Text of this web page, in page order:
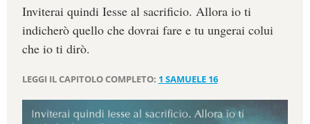
Inviterai quindi Iesse al sacrificio. Allora io ti
indicherò quello che dovrai fare e tu ungerai colui
che io ti dirò.
LEGGI IL CAPITOLO COMPLETO: 1 SAMUELE 16